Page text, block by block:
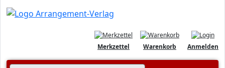
Anmelden
Warenkorb
Merkzettel